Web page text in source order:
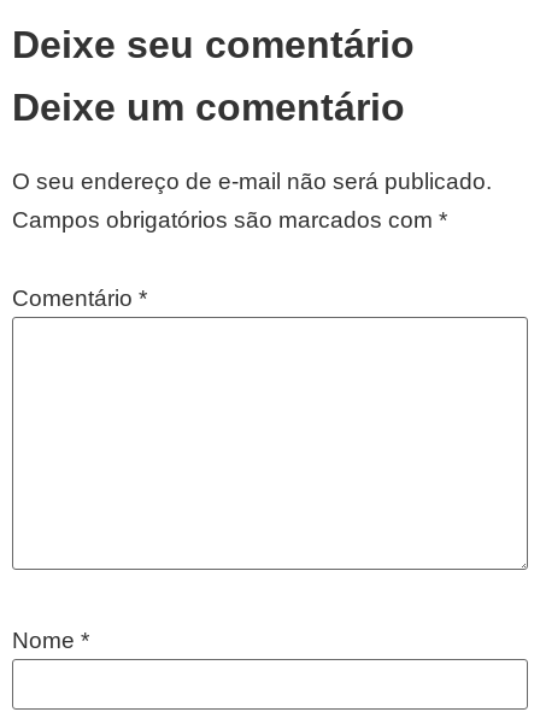
Deixe seu comentário
Deixe um comentário
O seu endereço de e-mail não será publicado.
Campos obrigatórios são marcados com *
Comentário *
Nome *